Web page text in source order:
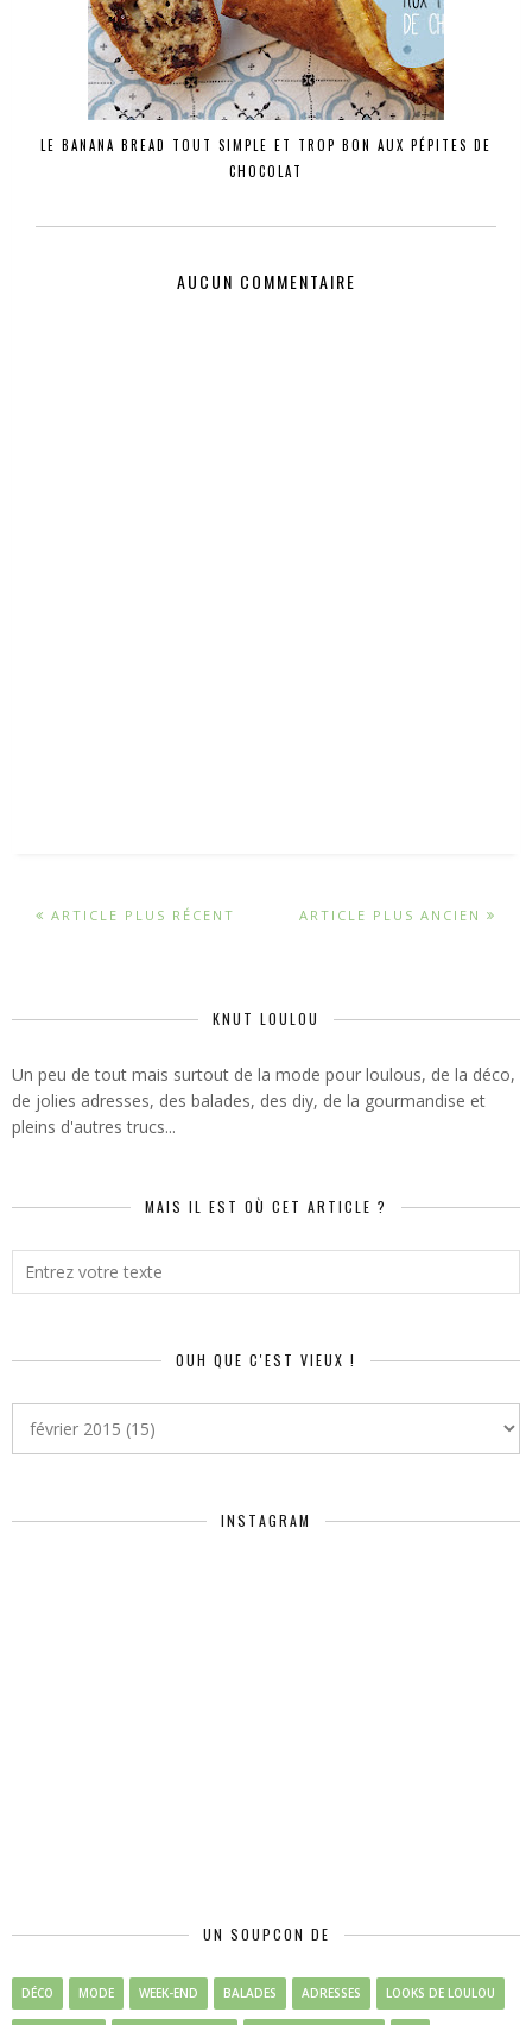
LE BANANA BREAD TOUT SIMPLE ET TROP BON AUX PÉPITES DE
CHOCOLAT
AUCUN COMMENTAIRE
ARTICLE PLUS RÉCENT ARTICLE PLUS ANCIEN
KNUT LOULOU
Un peu de tout mais surtout de la mode pour loulous, de la déco,
de jolies adresses, des balades, des diy, de la gourmandise et
pleins d'autres trucs...
MAIS IL EST OÙ CET ARTICLE ?
OUH QUE C'EST VIEUX !
INSTAGRAM
UN SOUPCON DE
DÉCO MODE WEEK-END BALADES ADRESSES LOOKS DE LOULOU